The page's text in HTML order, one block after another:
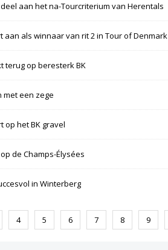
aan het na-Tourcriterium van Herentals
aan als winnaar van rit 2 in Tour of Denmark
terug op beresterk BK
met een zege
op het BK gravel
de Champs-Élysées
in Winterberg
4 5 6 7 8 9